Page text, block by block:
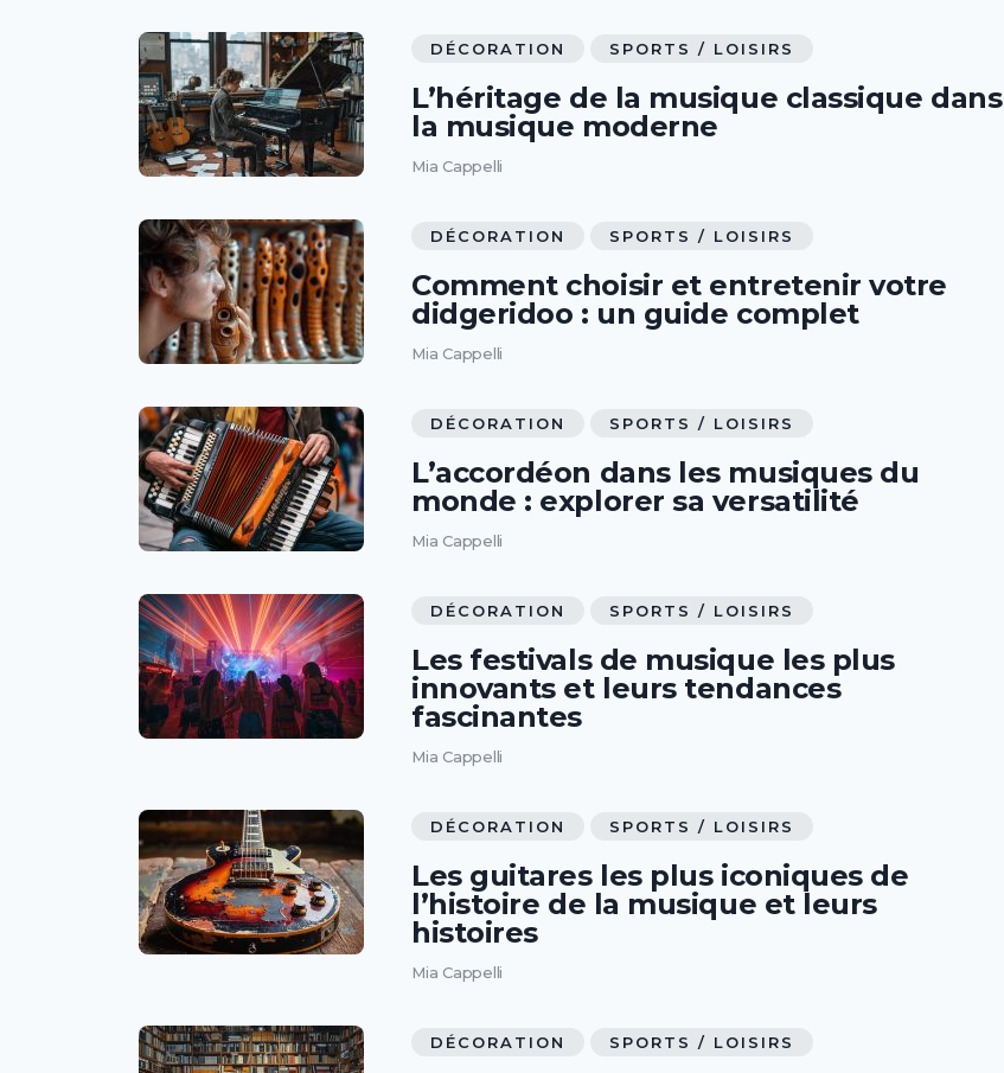
DÉCORATION SPORTS / LOISIRS
L’héritage de la musique classique dans
la musique moderne
Mia Cappelli
DÉCORATION SPORTS / LOISIRS
Comment choisir et entretenir votre
didgeridoo : un guide complet
Mia Cappelli
DÉCORATION SPORTS / LOISIRS
L’accordéon dans les musiques du
monde : explorer sa versatilité
Mia Cappelli
DÉCORATION SPORTS / LOISIRS
Les festivals de musique les plus
innovants et leurs tendances
fascinantes
Mia Cappelli
DÉCORATION SPORTS / LOISIRS
Les guitares les plus iconiques de
l’histoire de la musique et leurs
histoires
Mia Cappelli
DÉCORATION SPORTS / LOISIRS